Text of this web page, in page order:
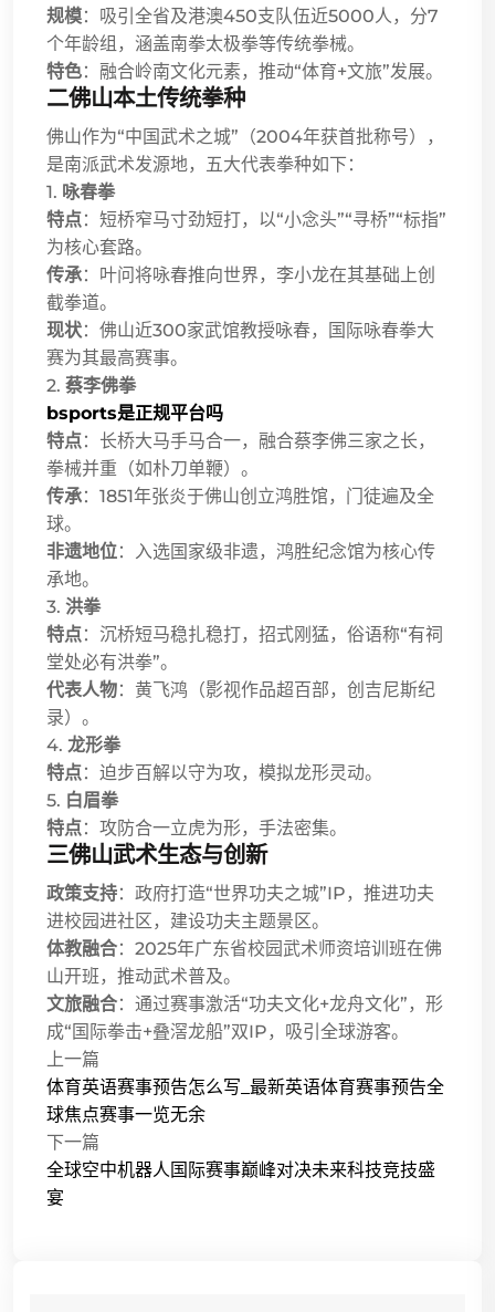
规模：吸引全省及港澳450支队伍近5000人，分7
个年龄组，涵盖南拳太极拳等传统拳械。
特色：融合岭南文化元素，推动“体育+文旅”发展。
二佛山本土传统拳种
佛山作为“中国武术之城”️（2004年获首批称号），
是南派武术发源地，五大代表拳种如下：
1. 咏春拳
特点：短桥窄马寸劲短打，以“小念头”“寻桥”“标指”
为核心套路。
传承：叶问将咏春推向世界，李小龙在其基础上创
截拳道。
现状：佛山近300家武馆教授咏春，国际咏春拳大
赛为其最高赛事。
2. 蔡李佛拳
bsports是正规平台吗
特点：长桥大马手马合一，融合蔡李佛三家之长，
拳械并重（如朴刀单鞭）。
传承：1851年张炎于佛山创立鸿胜馆，门徒遍及全
球。
非遗地位：入选国家级非遗，鸿胜纪念馆为核心传
承地。
3. 洪拳
特点：沉桥短马稳扎稳打，招式刚猛，俗语称“有祠
堂处必有洪拳”。
代表人物：黄飞鸿（影视作品超百部，创吉尼斯纪
录）。
4. 龙形拳
特点：迫步百解以守为攻，模拟龙形灵动。
5. 白眉拳
特点：攻防合一立虎为形，手法密集。
三佛山武术生态与创新
政策支持：政府打造“世界功夫之城”IP，推进功夫
进校园进社区，建设功夫主题景区。
体教融合：2025年广东省校园武术师资培训班在佛
山开班，推动武术普及。
文旅融合：通过赛事激活“功夫文化+龙舟文化”，形
成“国际拳击+叠滘龙船”双IP，吸引全球游客。
上一篇
体育英语赛事预告怎么写_最新英语体育赛事预告全
球焦点赛事一览无余
下一篇
全球空中机器人国际赛事巅峰对决未来科技竞技盛
宴